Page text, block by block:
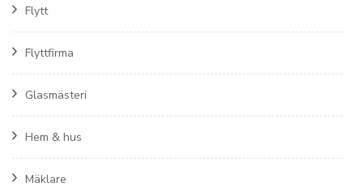
Flytt
Flyttfirma
Glasmästeri
Hem & hus
Mäklare